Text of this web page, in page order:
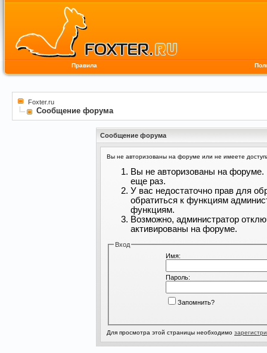
Правила
Foxter.ru
Сообщение форума
Сообщение форума
Вы не авторизованы на форуме или не имеете
Вы не авторизованы на форуме.
еще раз.
У вас недостаточно прав для
обратиться к функциям
функциям.
Возможно, администратор
активированы на форуме.
Вход
Имя:
Пароль:
Запомнить?
Для просмотра этой страницы необходимо